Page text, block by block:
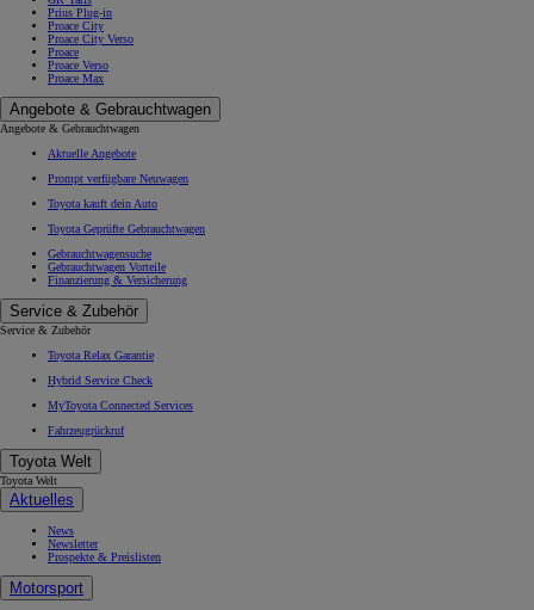
Prius Plug-in
Proace City
Proace City Verso
Proace
Proace Verso
Proace Max
Angebote & Gebrauchtwagen
Angebote & Gebrauchtwagen
Aktuelle Angebote
Prompt verfügbare Neuwagen
Toyota kauft dein Auto
Toyota Geprüfte Gebrauchtwagen
Gebrauchtwagensuche
Gebrauchtwagen Vorteile
Finanzierung & Versicherung
Service & Zubehör
Service & Zubehör
Toyota Relax Garantie
Hybrid Service Check
MyToyota Connected Services
Fahrzeugrückruf
Toyota Welt
Toyota Welt
Aktuelles
News
Newsletter
Prospekte & Preislisten
Motorsport